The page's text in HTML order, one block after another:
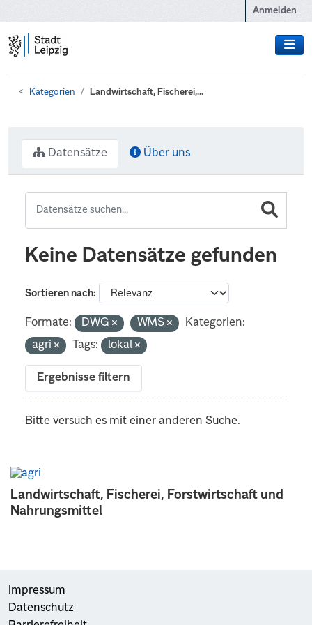
Anmelden
Kategorien Landwirtschaft, Fischerei,...
Landwirtschaft, Fischerei, Forstwirtschaft und
Nahrungsmittel
Datensätze Über uns
Keine Datensätze gefunden
Sortieren nach
Formate: DWG WMS
Kategorien:
agri
Tags: lokal
Ergebnisse filtern
Bitte versuch es mit einer anderen Suche.
Impressum
Datenschutz